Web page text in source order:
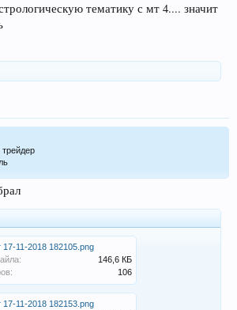
тематику с мт 4.... значит
11-2018 182105.png
146,6 КБ
106
11-2018 182153.png